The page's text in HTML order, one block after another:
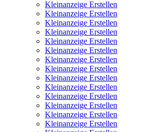
Kleinanzeige Erstellen
Kleinanzeige Erstellen
Kleinanzeige Erstellen
Kleinanzeige Erstellen
Kleinanzeige Erstellen
Kleinanzeige Erstellen
Kleinanzeige Erstellen
Kleinanzeige Erstellen
Kleinanzeige Erstellen
Kleinanzeige Erstellen
Kleinanzeige Erstellen
Kleinanzeige Erstellen
Kleinanzeige Erstellen
Kleinanzeige Erstellen